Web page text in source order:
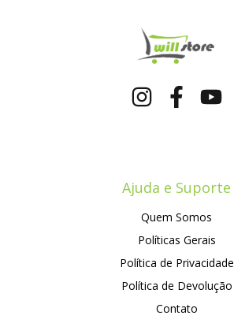
Ajuda e Suporte
Quem Somos
Políticas Gerais
Política de Privacidade
Política de Devolução
Contato